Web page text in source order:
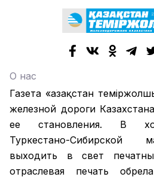
О нас
Газета «Қазақстан
железной дороги
ее становления. В
Туркестано-Сибирской
выходить в свет
отраслевая печать